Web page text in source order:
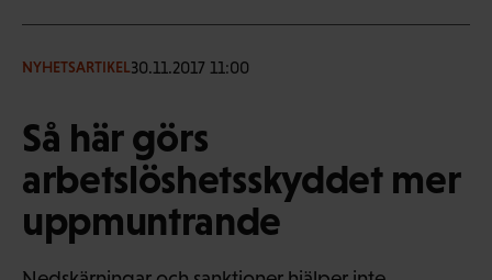
NYHETSARTIKEL30.11.2017 11:00
Så här görs
arbetslöshetsskyddet mer
uppmuntrande